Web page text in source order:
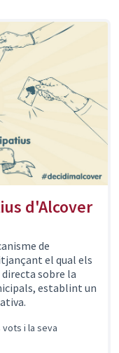
d'Alcover
de
el qual els
sobre la
establint un
i la seva